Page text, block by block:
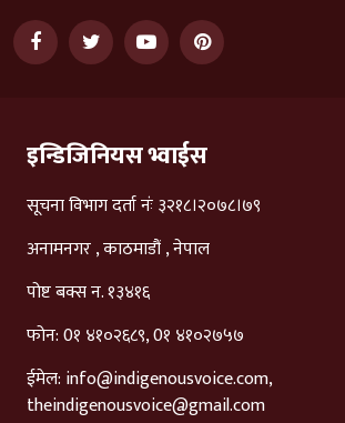
इन्डिजिनियस भ्वाईस
सूचना विभाग दर्ता नंः ३२१८।२०७८।७९
अनामनगर , काठमाडौं , नेपाल
पोष्ट बक्स न. १३४१६
फोन: 0१ ४१०२६८९, 0१ ४१०२७५७
ईमेल: info@indigenousvoice.com,
theindigenousvoice@gmail.com